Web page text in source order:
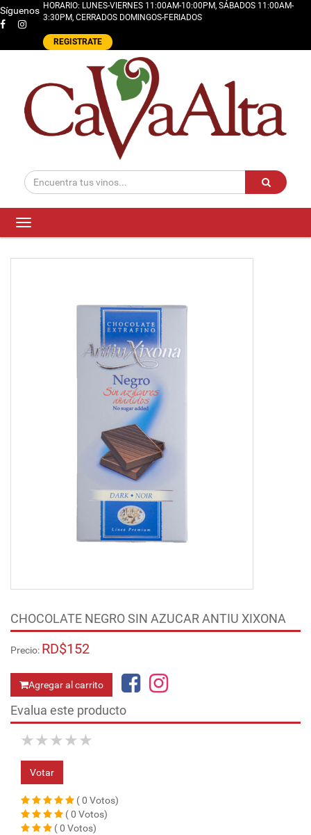
Síguenos HORARIO: LUNES-VIERNES 11:00AM-10:00PM, SÁBADOS 11:00AM-
3:30PM, CERRADOS DOMINGOS-FERIADOS
REGISTRATE
Toggle
navigation
CHOCOLATE NEGRO SIN AZUCAR ANTIU XIXONA
Precio: RD$152
Agregar al carrito
Evalua este producto
★
★
★
★
★
Votar
( 0 Votos)
( 0 Votos)
( 0 Votos)